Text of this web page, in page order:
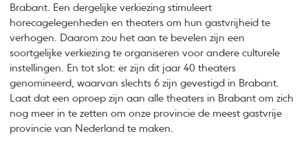
Brabant. Een dergelijke verkiezing stimuleert
horecagelegenheden en theaters om hun gastvrijheid te
verhogen. Daarom zou het aan te bevelen zijn een
soortgelijke verkiezing te organiseren voor andere culturele
instellingen. En tot slot: er zijn dit jaar 40 theaters
genomineerd, waarvan slechts 6 zijn gevestigd in Brabant.
Laat dat een oproep zijn aan alle theaters in Brabant om zich
nog meer in te zetten om onze provincie de meest gastvrije
provincie van Nederland te maken.